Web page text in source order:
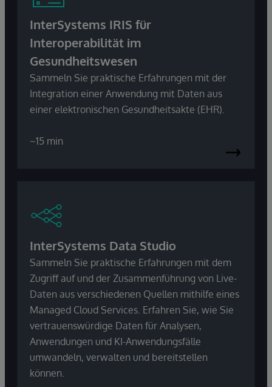
InterSystems IRIS für
Interoperabilität im
Gesundheitswesen
Sammeln Sie praktische Erfahrungen mit der
Integration einer Anwendung mit Daten aus
einer elektronischen Gesundheitsakte (EHR).
~15 min
InterSystems Data Studio
Sammeln Sie praktische Erfahrungen mit dem
Zugriff auf und der Zusammenführung von Live-
Daten aus verschiedenen Quellen mithilfe eines
Managed Cloud Services. Erfahren Sie, wie Sie
vertrauenswürdige Daten für Analysen,
Anwendungen und KI-Anwendungsfälle
umwandeln, verwalten und bereitstellen
können.